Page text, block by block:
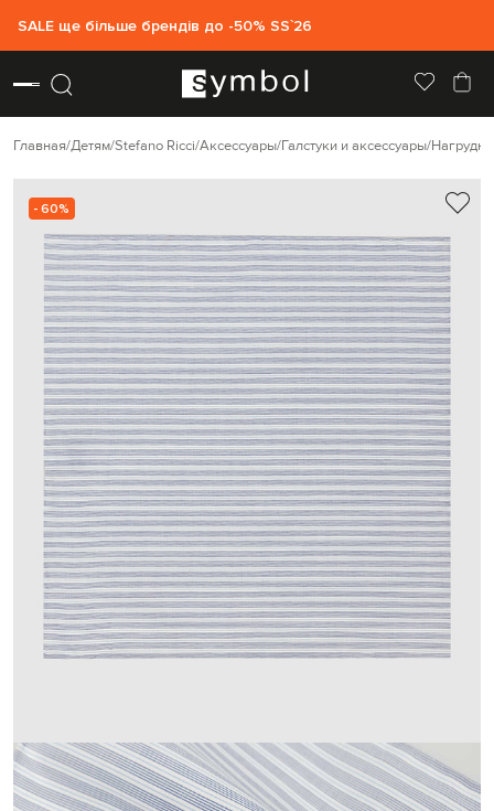
SALE ще більше брендів до -50% SS`26
Главная Детям Stefano Ricci Аксессуары Галстуки и аксессуары
- 60%